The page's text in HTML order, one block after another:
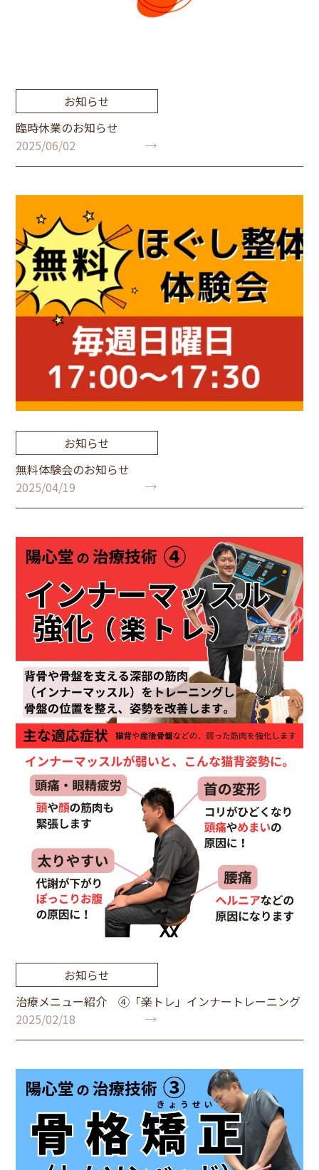
お知らせ
臨時休業のお知らせ
2025/06/02
お知らせ
無料体験会のお知らせ
2025/04/19
お知らせ
治療メニュー紹介 ④「楽トレ」インナートレーニング
2025/02/18